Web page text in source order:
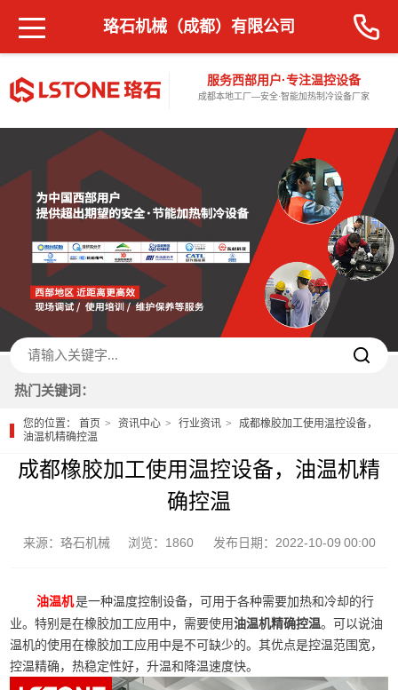
服务西部用户·专注温控设备
成都本地工厂—安全·智能加热制冷设备厂家
珞石机械（成都）有限公司
热门关键词：
您的位置：首页 资讯中心 行业资讯
成都橡胶加工使用温控设备，
油温机精确控温
成都橡胶加工使用温控设备，油温机精
确控温
来源：珞石机械 浏览：1860 发布日期：2022-10-09 00:00
油温机是一种温度控制设备，可用于各种需要加热和冷却的行
业。特别是在橡胶加工应用中，需要使用油温机精确控温。可以说油
温机的使用在橡胶加工应用中是不可缺少的。其优点是控温范围宽，
控温精确，热稳定性好，升温和降温速度快。